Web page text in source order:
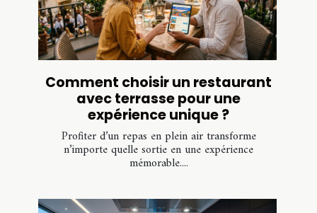
Comment choisir un restaurant
avec terrasse pour une
expérience unique ?
Profiter d’un repas en plein air transforme
n’importe quelle sortie en une expérience
mémorable....